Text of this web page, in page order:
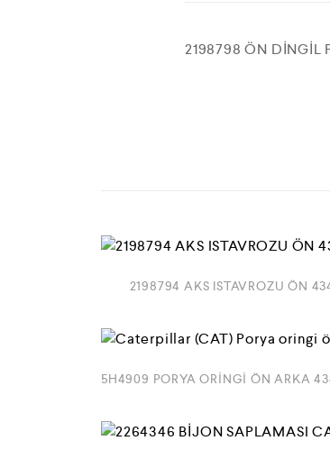
2198798 ÖN DİNGİL
2198794 AKS ISTAVROZU ÖN
5H4909 PORYA ORİNGİ ÖN ARKA